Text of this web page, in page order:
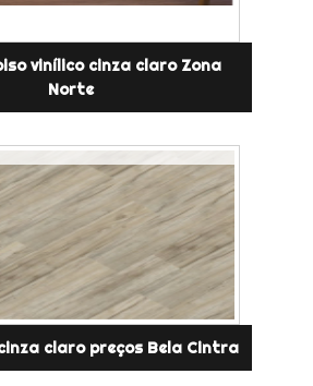
vinílico cinza claro Zona
Norte
claro preços Bela Cintra